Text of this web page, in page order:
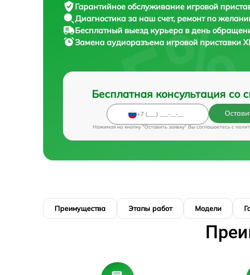
Гарантийное обслуживание игровой
Диагностика за наш счет, ремонт по
Бесплатный выезд курьера в день
Замена аудиоразъема игровой приставки
Бесплатная консультация со
Нажимая на кнопку "Оставить заявку" Вы соглашаетесь c
Преимущества Этапы работ Модели